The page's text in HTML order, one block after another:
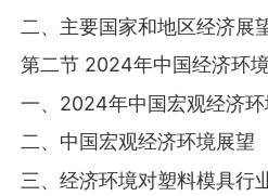
二、主要国家和地区经济展
第二节 2024年中国经济环
一、2024年中国宏观经济
二、中国宏观经济环境展望
三、经济环境对塑料模具行